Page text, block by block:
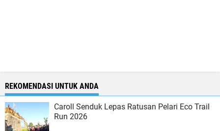
REKOMENDASI UNTUK ANDA
Caroll Senduk Lepas Ratusan Pelari Eco Trail
Run 2026